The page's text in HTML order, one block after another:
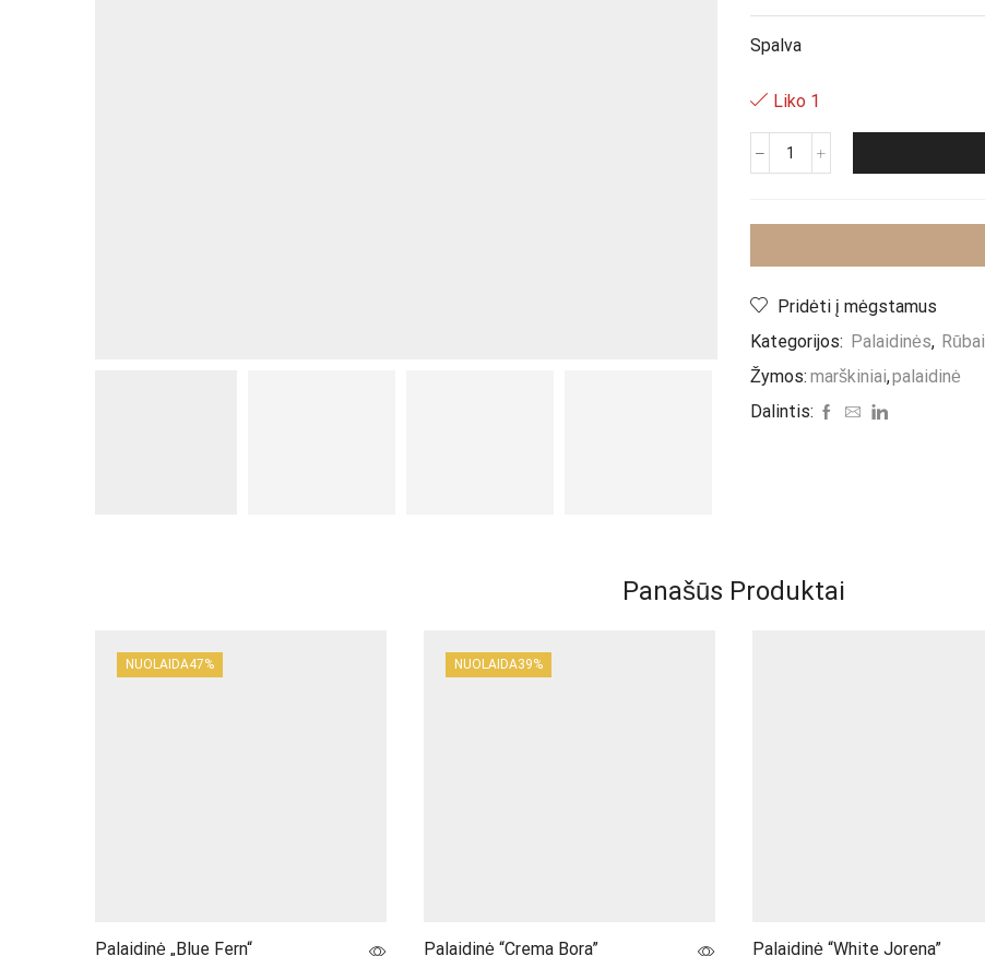
Spalva
Liko 1
produkto
"Blue
Pridėti į mėgstamus
Kategorijos: Palaidinės, Rūbai
Žymos: marškiniai,palaidinė
Dalintis:
Panašūs Produktai
NUOLAIDA47%
Palaidinė „Blue Fern“
NUOLAIDA39%
Palaidinė “Crema Bora” Palaidinė “White Jorena”